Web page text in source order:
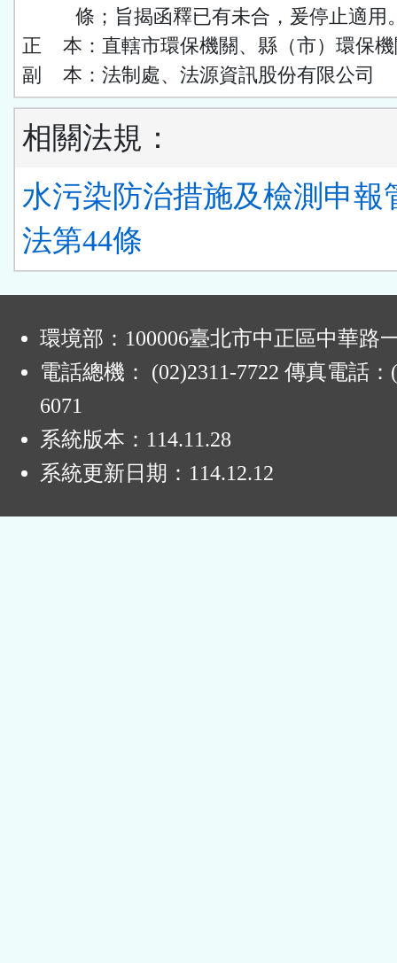
條；旨揭函釋已有未合，爰停止適用
正 本：直轄市環保機關、縣（市）環保
副 本：法制處、法源資訊股份有限公司
相關法規：
水污染防治措施及檢測申報
法第44條
環境部：100006臺北市中正區中華路
電話總機： (02)2311-7722 傳真電話：
6071
系統版本： 114.11.28
系統更新日期： 114.12.12